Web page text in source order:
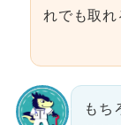
れでも取れ
もち